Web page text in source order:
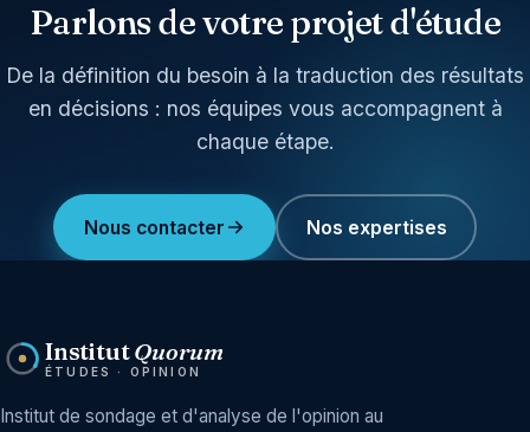
Parlons de votre projet d'étude
De la définition du besoin à la traduction des résultats
en décisions : nos équipes vous accompagnent à
chaque étape.
Nous contacter Nos expertises
InstitutQuorum
ÉTUDES · OPINION
Institut de sondage et d'analyse de l'opinion au